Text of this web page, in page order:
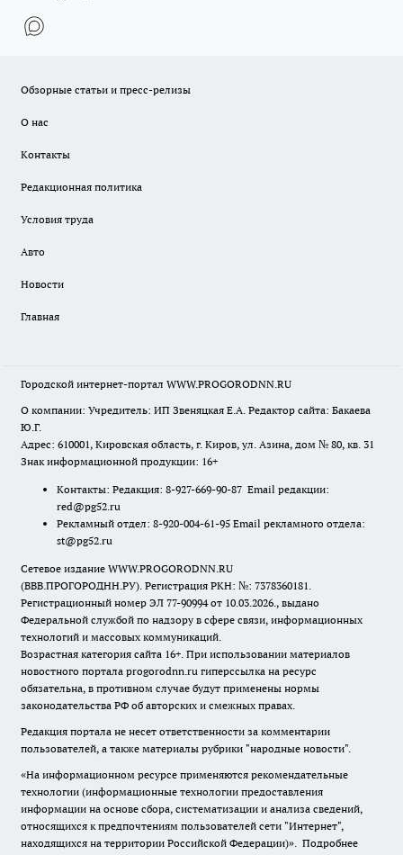
Обзорные статьи и пресс-релизы
О нас
Контакты
Редакционная политика
Условия труда
Авто
Новости
Главная
Городской интернет-портал WWW.PROGORODNN.RU
О компании: Учредитель: ИП Звеняцкая Е.А. Редактор сайта: Бакаева
Ю.Г.
Адрес: 610001, Кировская область, г. Киров, ул. Азина, дом № 80, кв. 31
Знак информационной продукции: 16+
Контакты: Редакция: 8-927-669-90-87 Email редакции:
red@pg52.ru
Рекламный отдел: 8-920-004-61-95 Email рекламного отдела:
st@pg52.ru
Сетевое издание WWW.PROGORODNN.RU
(ВВВ.ПРОГОРОДНН.РУ). Регистрация РКН: №: 7378360181.
Регистрационный номер ЭЛ 77-90994 от 10.03.2026., выдано
Федеральной службой по надзору в сфере связи, информационных
технологий и массовых коммуникаций.
Возрастная категория сайта 16+. При использовании материалов
новостного портала progorodnn.ru гиперссылка на ресурс
обязательна, в противном случае будут применены нормы
законодательства РФ об авторских и смежных правах.
Редакция портала не несет ответственности за комментарии
пользователей, а также материалы рубрики "народные новости".
«На информационном ресурсе применяются рекомендательные
технологии (информационные технологии предоставления
информации на основе сбора, систематизации и анализа сведений,
относящихся к предпочтениям пользователей сети "Интернет",
находящихся на территории Российской Федерации)». Подробнее